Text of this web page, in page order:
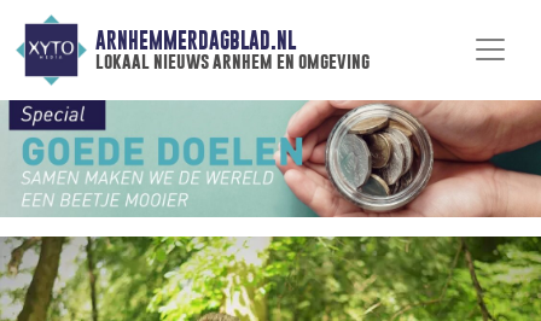
ARNHEMMERDAGBLAD.NL
lokaal nieuws arnhem en omgeving